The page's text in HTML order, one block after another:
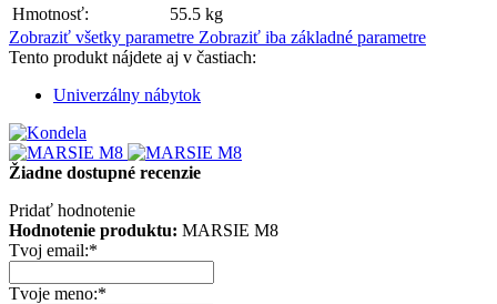
Hmotnosť:
55.5 kg
Zobraziť všetky parametre Zobraziť iba základné parametre
Tento produkt nájdete aj v častiach:
Univerzálny nábytok
Žiadne dostupné recenzie
Pridať hodnotenie
Hodnotenie produktu: MARSIE M8
Tvoj email:*
Tvoje meno:*